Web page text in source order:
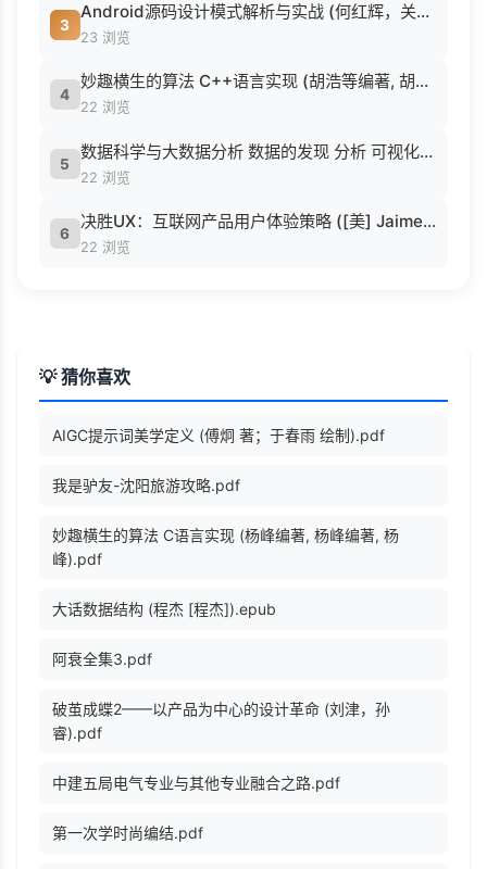
3
Android源码设计模式解析与实战 (何红辉，关爱民著, 何红辉, 关爱民著, 何红辉, 关爱民).pdf
23 浏览
4
妙趣横生的算法 C++语言实现 (胡浩等编著, 胡浩等编著, 胡浩).pdf
22 浏览
5
数据科学与大数据分析 数据的发现 分析 可视化与表示 ( etc.).epub
22 浏览
6
决胜UX：互联网产品用户体验策略 ([美] Jaime Levy [[美] Jaime Levy]).epub
22 浏览
💡 猜你喜欢
AIGC提示词美学定义 (傅炯 著；于春雨 绘制).pdf
我是驴友-沈阳旅游攻略.pdf
妙趣横生的算法 C语言实现 (杨峰编著, 杨峰编著, 杨
峰).pdf
大话数据结构 (程杰 [程杰]).epub
阿衰全集3.pdf
破茧成蝶2——以产品为中心的设计革命 (刘津，孙
睿).pdf
中建五局电气专业与其他专业融合之路.pdf
第一次学时尚编结.pdf